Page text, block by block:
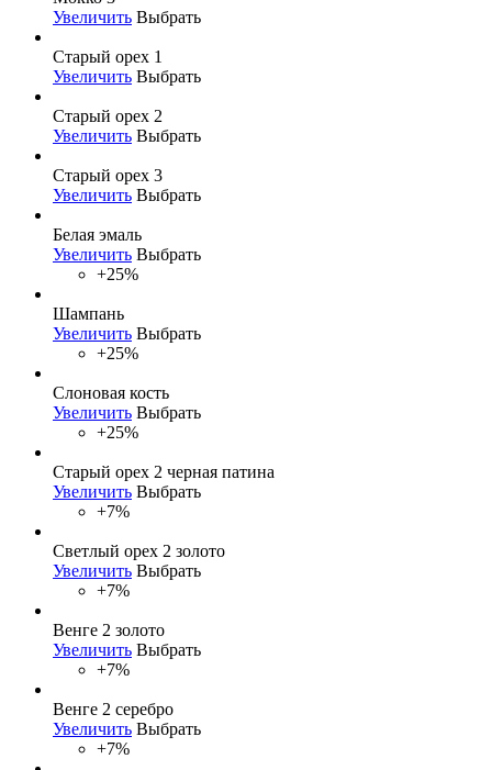
Увеличить Выбрать
Старый орех 1
Увеличить Выбрать
Старый орех 2
Увеличить Выбрать
Старый орех 3
Увеличить Выбрать
Белая эмаль
Увеличить Выбрать
+25%
Шампань
Увеличить Выбрать
+25%
Слоновая кость
Увеличить Выбрать
+25%
Старый орех 2 черная патина
Увеличить Выбрать
+7%
Светлый орех 2 золото
Увеличить Выбрать
+7%
Венге 2 золото
Увеличить Выбрать
+7%
Венге 2 серебро
Увеличить Выбрать
+7%